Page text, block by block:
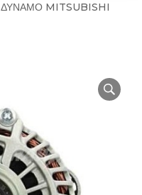
ΔΥΝΑΜΟ MITSUBISHI